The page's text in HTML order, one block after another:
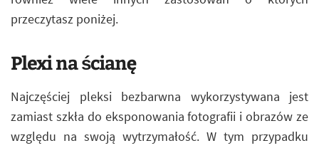
przeczytasz poniżej.
Plexi na ścianę
Najczęściej pleksi bezbarwna wykorzystywana jest
zamiast szkła do eksponowania fotografii i obrazów ze
względu na swoją wytrzymałość. W tym przypadku